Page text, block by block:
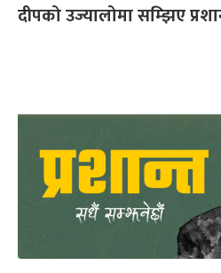
दीपको उज्यालोमा सम्झिए